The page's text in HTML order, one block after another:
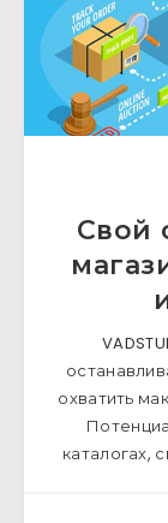
Свой
охватить
каталогах,